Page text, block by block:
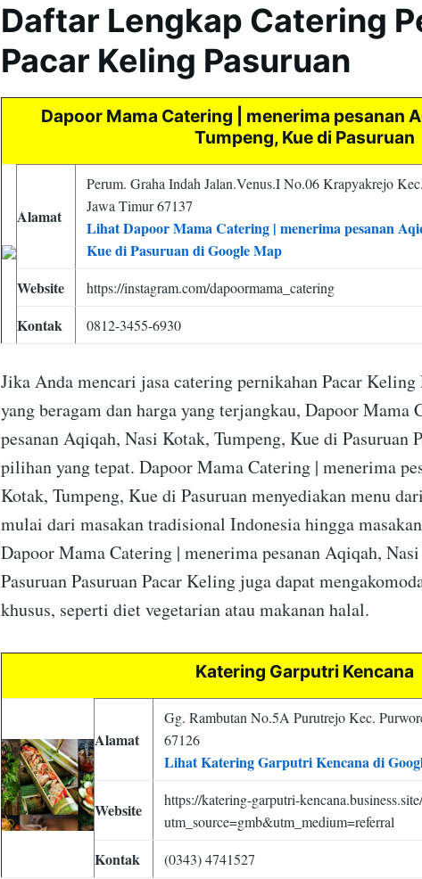
Daftar Lengkap Catering
Pacar Keling Pasuruan
Dapoor Mama Catering | menerima pesanan
Tumpeng, Kue di Pasuruan
Alamat
Perum. Graha Indah Jalan.Venus.I No.06 Krapyakrejo
Jawa Timur 67137
Lihat Dapoor Mama Catering | menerima pesanan
Kue di Pasuruan di Google Map
Website
https://instagram.com/dapoormama_catering
Kontak 0812-3455-6930
Jika Anda mencari jasa catering pernikahan Pacar Keling
yang beragam dan harga yang terjangkau, Dapoor Mama
pesanan Aqiqah, Nasi Kotak, Tumpeng, Kue di Pasuruan
pilihan yang tepat. Dapoor Mama Catering | menerima
Kotak, Tumpeng, Kue di Pasuruan menyediakan menu
mulai dari masakan tradisional Indonesia hingga
Dapoor Mama Catering | menerima pesanan Aqiqah,
Pasuruan Pasuruan Pacar Keling juga dapat
khusus, seperti diet vegetarian atau makanan halal.
Katering Garputri Kencana
Alamat
Gg. Rambutan No.5A Purutrejo Kec.
67126
Lihat Katering Garputri Kencana di
Website
https://katering-garputri-
utm_source=gmb&utm_medium=referral
Kontak (0343) 4741527